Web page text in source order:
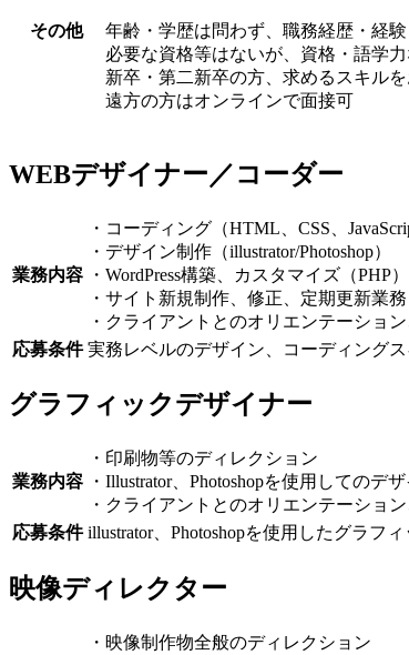
その他
年齢・学歴は問わず、職務経歴・経
必要な資格等はないが、資格・語学
新卒・第二新卒の方、求めるスキル
遠方の方はオンラインで面接可
WEBデザイナー／コーダー
業務内容
・コーディング（HTML、CSS、
・デザイン制作（illustrator/Photoshop）
・WordPress構築、カスタマイズ（PHP）
・サイト新規制作、修正、定期更新業務
・クライアントとのオリエンテーショ
応募条件 実務レベルのデザイン、コーディングス
グラフィックデザイナー
業務内容
・印刷物等のディレクション
・Illustrator、Photoshopを使用してのデ
・クライアントとのオリエンテーショ
応募条件 illustrator、Photoshopを使⽤したグラフ
映像ディレクター
・映像制作物全般のディレクション